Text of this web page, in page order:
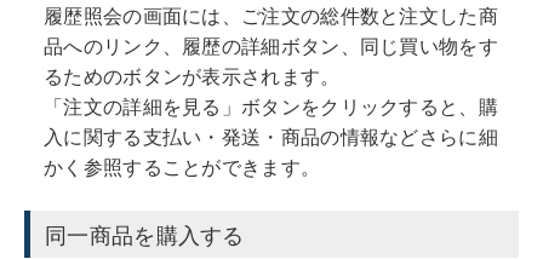
履歴照会の画面には、ご注文の総件数と注文した商
品へのリンク、履歴の詳細ボタン、同じ買い物をす
るためのボタンが表示されます。
「注文の詳細を見る」ボタンをクリックすると、購
入に関する支払い・発送・商品の情報などさらに細
かく参照することができます。
同一商品を購入する